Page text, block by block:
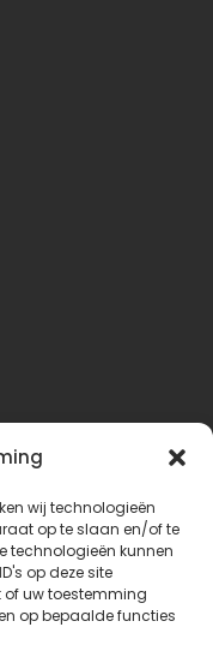
wij technologieën
op te slaan en/of te
technologieën kunnen
op deze site
of uw toestemming
op bepaalde functies